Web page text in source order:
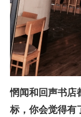
惘闻和回声书店
标，你会觉得有